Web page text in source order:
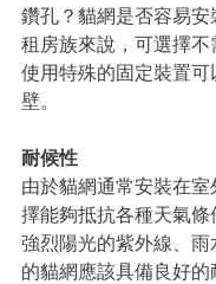
鑽孔？貓網是否容易
租房族來說，可選擇不
使用特殊的固定裝置
壁。
耐候性
由於貓網通常安裝在
擇能夠抵抗各種天氣
強烈陽光的紫外線、
的貓網應該具備良好